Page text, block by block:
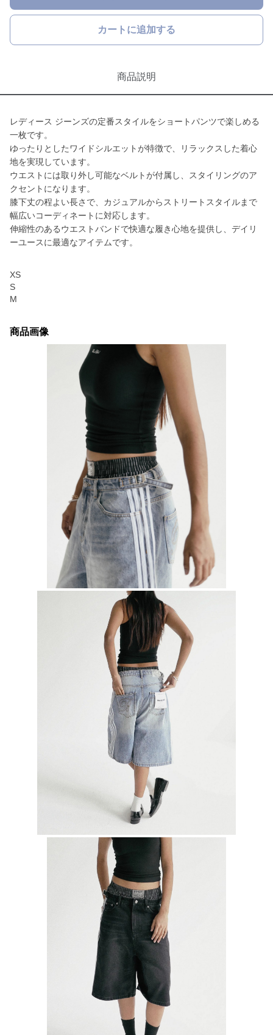
カートに追加する
商品説明
レディース ジーンズの定番スタイルをショートパンツで楽しめる
一枚です。
ゆったりとしたワイドシルエットが特徴で、リラックスした着心
地を実現しています。
ウエストには取り外し可能なベルトが付属し、スタイリングのア
クセントになります。
膝下丈の程よい長さで、カジュアルからストリートスタイルまで
幅広いコーディネートに対応します。
伸縮性のあるウエストバンドで快適な履き心地を提供し、デイリ
ーユースに最適なアイテムです。
XS
S
M
商品画像